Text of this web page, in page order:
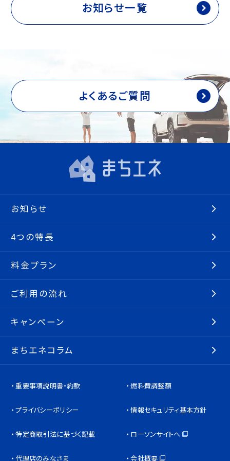
お知らせ一覧
よくあるご質問
お知らせ
4つの特長
料金プラン
ご利用の流れ
キャンペーン
まちエネコラム
重要事項説明書・約款 燃料費調整額
プライバシーポリシー 情報セキュリティ基本方針
特定商取引法に基づく記載 ローソンサイトへ
代理店のみなさま 会社概要